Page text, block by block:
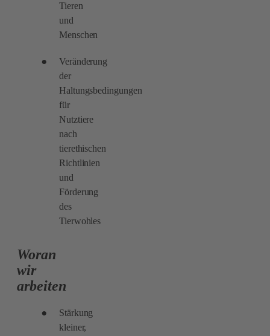
Tieren
und
Menschen
Veränderung
der
Haltungsbedingungen
für
Nutztiere
nach
tierethischen
Richtlinien
und
Förderung
des
Tierwohles
Woran
wir
arbeiten
Stärkung
kleiner,